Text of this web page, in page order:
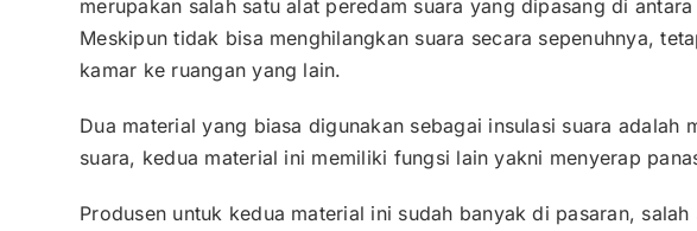
merupakan salah satu alat peredam suara yang dipasang di
Meskipun tidak bisa menghilangkan suara secara sepenuhnya,
kamar ke ruangan yang lain.
Dua material yang biasa digunakan sebagai insulasi suara adalah
suara, kedua material ini memiliki fungsi lain yakni menyerap
Produsen untuk kedua material ini sudah banyak di pasaran,